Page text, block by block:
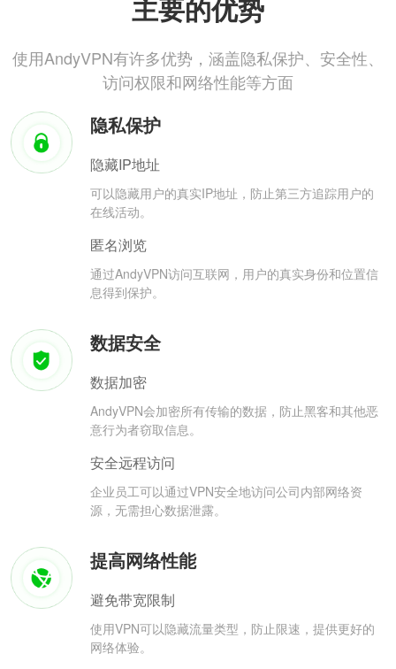
主要的优势
使用AndyVPN有许多优势，涵盖隐私保护、安全性、
访问权限和网络性能等方面
隐私保护
隐藏IP地址
可以隐藏用户的真实IP地址，防止第三方追踪用户的
在线活动。
匿名浏览
通过AndyVPN访问互联网，用户的真实身份和位置信
息得到保护。
数据安全
数据加密
AndyVPN会加密所有传输的数据，防止黑客和其他恶
意行为者窃取信息。
安全远程访问
企业员工可以通过VPN安全地访问公司内部网络资
源，无需担心数据泄露。
提高网络性能
避免带宽限制
使用VPN可以隐藏流量类型，防止限速，提供更好的
网络体验。